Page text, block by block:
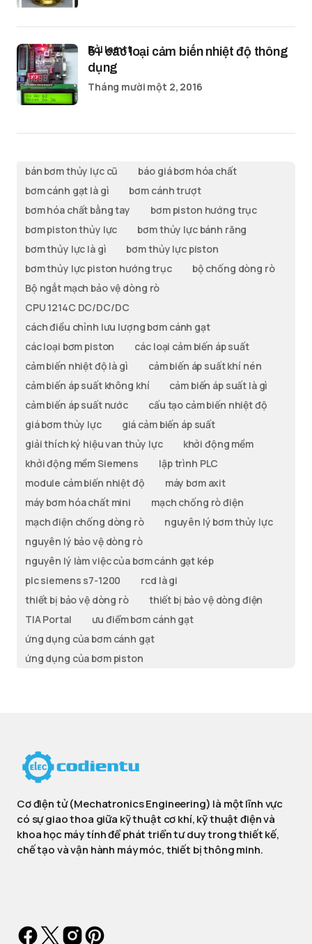
5+ các loại cảm biến nhiệt độ thông
dụng
bởi lamtt
Tháng mười một 2, 2016
bán bơm thủy lực cũ
báo giá bơm hóa chất
bơm cánh gạt là gì
bơm cánh trượt
bơm hóa chất bằng tay
bơm piston hướng trục
bơm piston thủy lực
bơm thủy lực bánh răng
bơm thủy lực là gì
bơm thủy lực piston
bơm thủy lực piston hướng trục
bộ chống dòng rò
Bộ ngắt mạch bảo vệ dòng rò
CPU 1214C DC/DC/DC
cách điều chỉnh lưu lượng bơm cánh gạt
các loại bơm piston
các loại cảm biến áp suất
cảm biến nhiệt độ là gì
cảm biến áp suất khí nén
cảm biến áp suất không khí
cảm biến áp suất là gì
cảm biến áp suất nước
cấu tạo cảm biến nhiệt độ
giá bơm thủy lực
giá cảm biến áp suất
giải thích ký hiệu van thủy lực
khởi động mềm
khởi động mềm Siemens
lập trình PLC
module cảm biến nhiệt độ
máy bơm axit
máy bơm hóa chất mini
mạch chống rò điện
mạch điện chống dòng rò
nguyên lý bơm thủy lực
nguyên lý bảo vệ dòng rò
nguyên lý làm việc của bơm cánh gạt kép
plc siemens s7-1200
rcd là gi
thiết bị bảo vệ dòng rò
thiết bị bảo vệ dòng điện
TIA Portal
ưu điểm bơm cánh gạt
ứng dụng của bơm cánh gạt
ứng dụng của bơm piston
Cơ điện tử (Mechatronics Engineering) là một lĩnh vực
có sự giao thoa giữa kỹ thuật cơ khí, kỹ thuật điện và
khoa học máy tính để phát triển tư duy trong thiết kế,
chế tạo và vận hành máy móc, thiết bị thông minh.